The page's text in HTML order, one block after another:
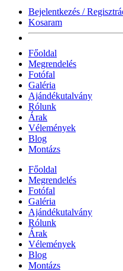
Bejelentkezés /
Kosaram
Főoldal
Megrendelés
Fotófal
Galéria
Ajándékutalvány
Rólunk
Árak
Vélemények
Blog
Montázs
Főoldal
Megrendelés
Fotófal
Galéria
Ajándékutalvány
Rólunk
Árak
Vélemények
Blog
Montázs